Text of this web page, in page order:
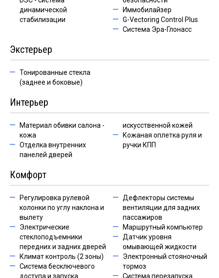
динамической
стабилизации
Иммобилайзер
G-Vectoring Control Plus
Система Эра-Глонасс
Экстерьер
Тонированные стекла
(заднее и боковые)
Интерьер
Материал обивки салона -
кожа
Отделка внутренних
панелей дверей
искусственной кожей
Кожаная оплетка руля и
ручки КПП
Комфорт
Регулировка рулевой
колонки по углу наклона и
вылету
Электрические
стеклоподъемники
передних и задних дверей
Климат контроль (2 зоны)
Система бесключевого
доступа и запуска
Дефлекторы системы
вентиляции для задних
пассажиров
Маршрутный компьютер
Датчик уровня
омывающей жидкости
Электронный стояночный
тормоз
Система перезапуска